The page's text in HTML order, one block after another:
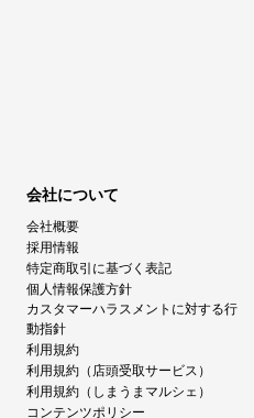
会社について
会社概要
採用情報
特定商取引に基づく表記
個人情報保護方針
カスタマーハラスメントに対する行
動指針
利用規約
利用規約（店頭受取サービス）
利用規約（しまうまマルシェ）
コンテンツポリシー